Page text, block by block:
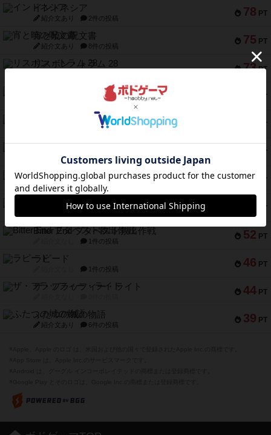
78 PT
インドネシア
紹介文あり 2件の投稿
75 PT
宵と暁の呪文書
紹介文あり 8件の投稿
73 PT
リスボン・トラム 28
PT
1件の投稿
PT
1件の投稿
PT
紹介文なし 1件の投稿
59 PT
スモールワールド
紹介文あり 13件の投稿
PT
ギャンブラー
52 PT
Bitter End ブタペスト救出作戦
1件の投稿
46 PT
ラピード
1件の投稿
44 PT
ザ・フラッフィー・ライト
39 PT
ふたつの城の物語
紹介文あり 6件の投稿